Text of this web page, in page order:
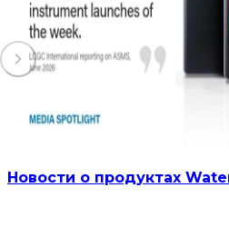
Новости о продуктах